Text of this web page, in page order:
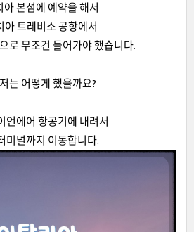
아 본섬에 예약을 해서
아 트레비소 공항에서
로 무조건 들어가야 했습니다.
는 어떻게 했을까요?
언에어 항공기에 내려서
미널까지 이동합니다.